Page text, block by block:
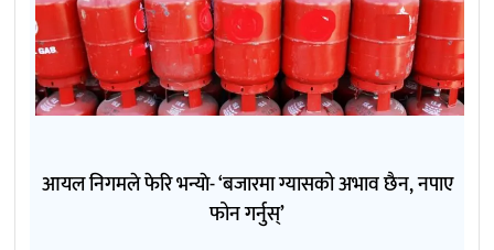
आयल निगमले फेरि भन्याे- ‘बजारमा ग्यासको अभाव छैन, नपाए
फोन गर्नुस्’